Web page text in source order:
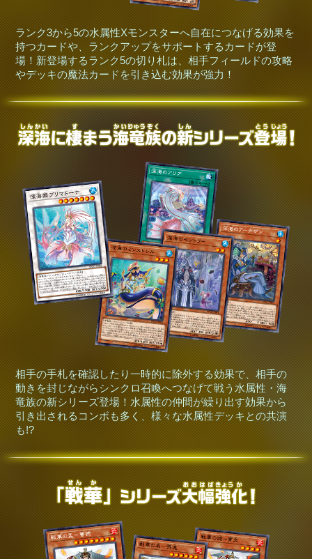
ランク3から5の水属性Xモンスターへ自在につなげる効果を
持つカードや、ランクアップをサポートするカードが登
場！新登場するランク5の切り札は、相手フィールドの攻略
やデッキの魔法カードを引き込む効果が強力！
相手の手札を確認したり一時的に除外する効果で、相手の
動きを封じながらシンクロ召喚へつなげて戦う水属性・海
竜族の新シリーズ登場！水属性の仲間が繰り出す効果から
引き出されるコンボも多く、様々な水属性デッキとの共演
も!?